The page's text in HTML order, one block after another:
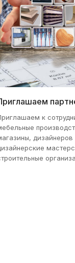
к
дизайнеров